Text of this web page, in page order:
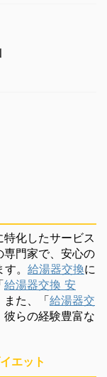
特化したサービス
専門家で、安心の
。 給湯器交換に
給湯器交換 安
また、「給湯器交
彼らの経験豊富な
エット